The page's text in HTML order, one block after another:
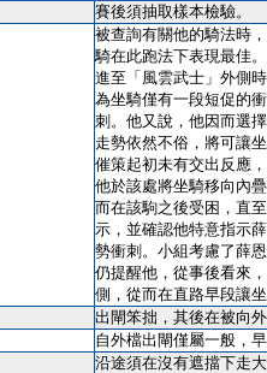
賽後須抽取樣本檢驗。
被查詢有關他的騎法時
騎在此跑法下表現最佳
進至「風雲武士」外側
為坐騎僅有一段短促的
刺。他又說，他因而選
走勢依然不俗，將可讓
催策起初未有交出反應
他於該處將坐騎移向內
而在該駒之後受困，直
示，並確認他特意指示
勢衝刺。小組考慮了薛
仍提醒他，從事後看來
側，從而在直路早段讓
出閘笨拙，其後在被向
自外檔出閘僅屬一般，
沿途須在沒有遮擋下走